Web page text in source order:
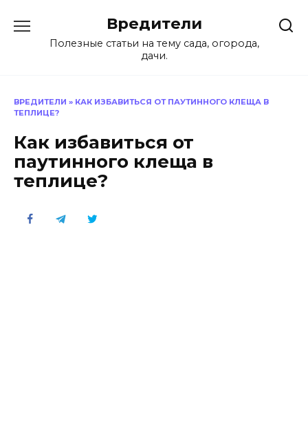
содержанию
Вредители
Полезные статьи на тему сада, огорода,
дачи.
ВРЕДИТЕЛИ » КАК ИЗБАВИТЬСЯ ОТ ПАУТИННОГО КЛЕЩА В
ТЕПЛИЦЕ?
Как избавиться от
паутинного клеща в
теплице?